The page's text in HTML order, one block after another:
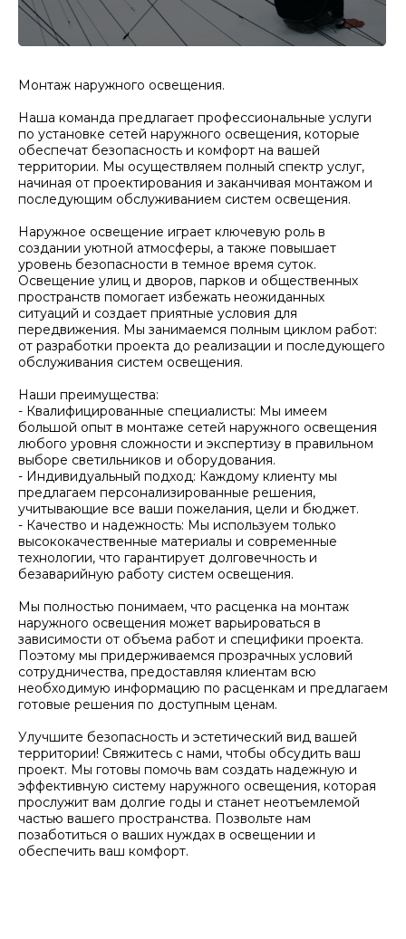
Монтаж наружного освещения.
Наша команда предлагает профессиональные услуги
по установке сетей наружного освещения, которые
обеспечат безопасность и комфорт на вашей
территории. Мы осуществляем полный спектр услуг,
начиная от проектирования и заканчивая монтажом и
последующим обслуживанием систем освещения.
Наружное освещение играет ключевую роль в
создании уютной атмосферы, а также повышает
уровень безопасности в темное время суток.
Освещение улиц и дворов, парков и общественных
пространств помогает избежать неожиданных
ситуаций и создает приятные условия для
передвижения. Мы занимаемся полным циклом работ:
от разработки проекта до реализации и последующего
обслуживания систем освещения.
Наши преимущества:
- Квалифицированные специалисты: Мы имеем
большой опыт в монтаже сетей наружного освещения
любого уровня сложности и экспертизу в правильном
выборе светильников и оборудования.
- Индивидуальный подход: Каждому клиенту мы
предлагаем персонализированные решения,
учитывающие все ваши пожелания, цели и бюджет.
- Качество и надежность: Мы используем только
высококачественные материалы и современные
технологии, что гарантирует долговечность и
безаварийную работу систем освещения.
Мы полностью понимаем, что расценка на монтаж
наружного освещения может варьироваться в
зависимости от объема работ и специфики проекта.
Поэтому мы придерживаемся прозрачных условий
сотрудничества, предоставляя клиентам всю
необходимую информацию по расценкам и предлагаем
готовые решения по доступным ценам.
Улучшите безопасность и эстетический вид вашей
территории! Свяжитесь с нами, чтобы обсудить ваш
проект. Мы готовы помочь вам создать надежную и
эффективную систему наружного освещения, которая
прослужит вам долгие годы и станет неотъемлемой
частью вашего пространства. Позвольте нам
позаботиться о ваших нуждах в освещении и
обеспечить ваш комфорт.
Я даю согласие на обработку
ОСТАЛИСЬ ВОПРОСЫ?
Отправьте заявку и мы
свяжемся с вами так скоро,
насколько это возможно